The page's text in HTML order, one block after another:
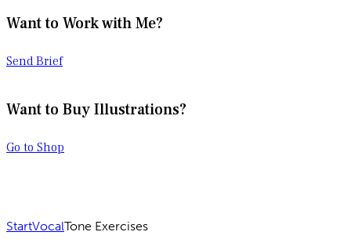
Want to Work with Me?
Send Brief
Want to Buy Illustrations?
Go to Shop
StartVocalTone Exercises